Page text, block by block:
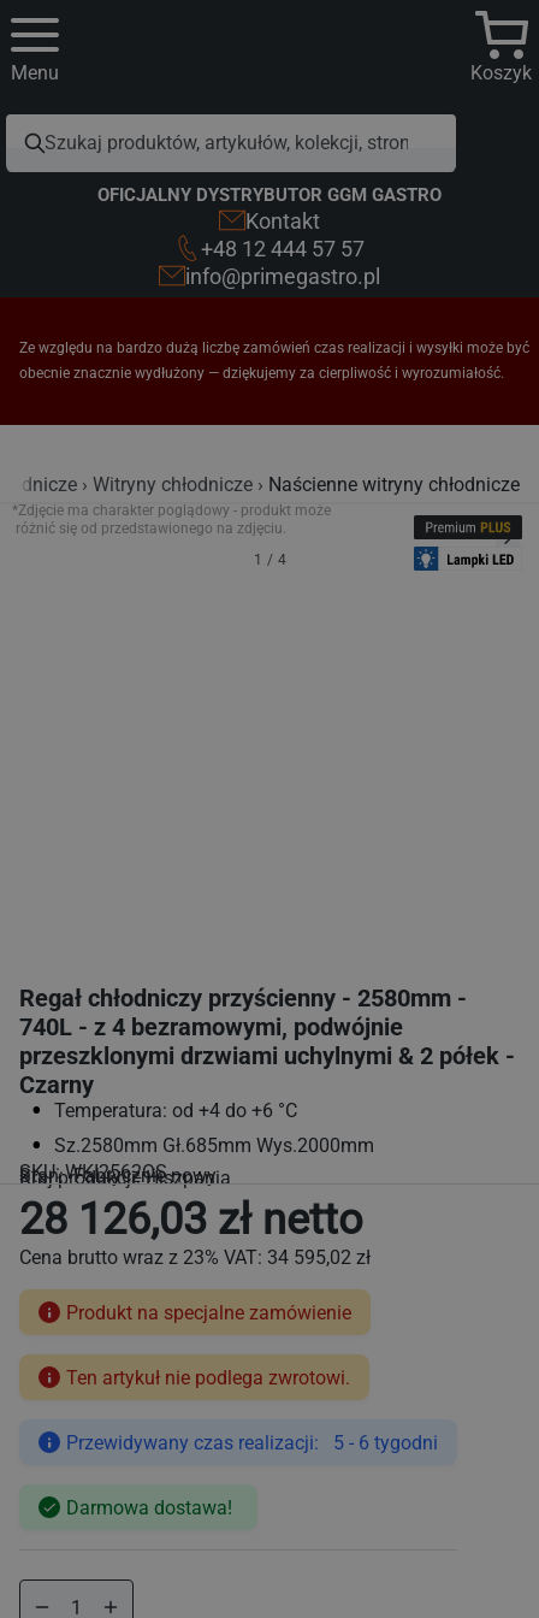
Koszyk
Menu
OFICJALNY DYSTRYBUTOR GGM GASTRO
Kontakt
+48 12 444 57 57
info@primegastro.pl
Ze względu na bardzo dużą liczbę zamówień czas realizacji i wysyłki może być
obecnie znacznie wydłużony — dziękujemy za cierpliwość i wyrozumiałość.
Witryny chłodnicze Naścienne witryny chłodnicze
*Zdjęcie ma charakter poglądowy - produkt może
różnić się od przedstawionego na zdjęciu.
1 / 4
Regał chłodniczy przyścienny - 2580mm -
740L - z 4 bezramowymi, podwójnie
przeszklonymi drzwiami uchylnymi & 2 półek -
Czarny
Temperatura: od +4 do +6 °C
Sz.2580mm Gł.685mm Wys.2000mm
SKU:WKI2562OS
Stan: Fabrycznie nowy
Kraj produkcji: Hiszpania
Cena
28 126,03 zł netto
Cena brutto wraz z 23% VAT: 34 595,02 zł
Produkt na specjalne zamówienie
Ten artykuł nie podlega zwrotowi.
Przewidywany czas realizacji: 5 - 6 tygodni
Darmowa dostawa!